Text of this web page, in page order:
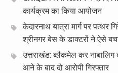
कार्यक्रम का किया आयोजन
केदारनाथ यात्रा मार्ग पर पत्थर
श्रीनगर बेस के डाक्टरों ने ऐसे
उत्तराखंड: ब्लैकमेल कर नाबालिग
आने के बाद दो आरोपी गिरफ्तार